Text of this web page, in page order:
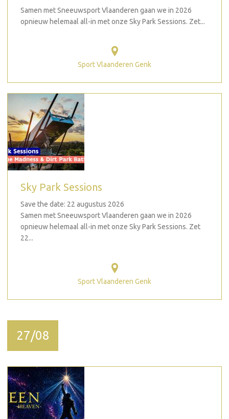
Samen met Sneeuwsport Vlaanderen gaan we in 2026
opnieuw helemaal all-in met onze Sky Park Sessions. Zet...
Sport Vlaanderen Genk
Sky Park Sessions
Save the date: 22 augustus 2026
Samen met Sneeuwsport Vlaanderen gaan we in 2026
opnieuw helemaal all-in met onze Sky Park Sessions. Zet
22...
Sport Vlaanderen Genk
27/08